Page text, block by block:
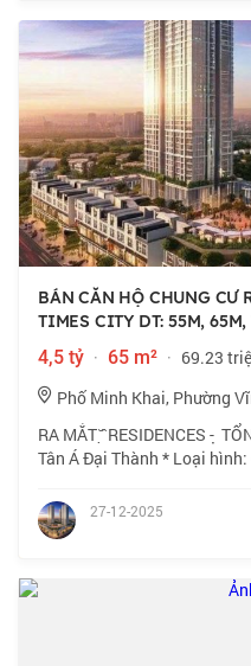
BÁN CĂN HỘ CHUNG CƯ
TIMES CITY DT: 55M,
4,5 tỷ · 65 m² · 69.23
Phố Minh Khai, Phường
RA MẮT ̆ ̣̂ RESIDENCES -
Tân Á Đại Thành * Loại
94m2 - Duplex: 225-304m2 *
27-12-2025